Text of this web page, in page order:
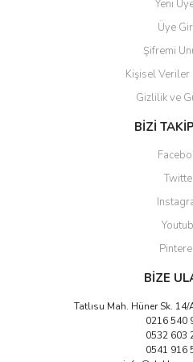
Yeni
Üye
Şifremi
Kişisel Veriler
Gizlilik ve
BİZİ
BİZE
Tatlısu Mah. Hüner Sk.
0216 540
0532 603
0541 916